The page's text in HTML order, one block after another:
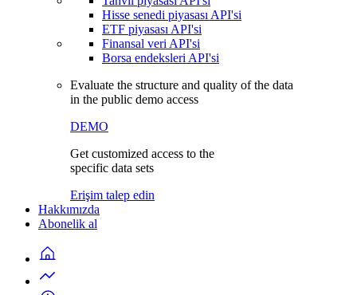
Hisse senedi piyasası API'si
ETF piyasası API'si
Finansal veri API'si
Borsa endeksleri API'si
Evaluate the structure and quality of the data
in the public demo access
DEMO
Get customized access to the
specific data sets
Erişim talep edin
Hakkımızda
Abonelik al